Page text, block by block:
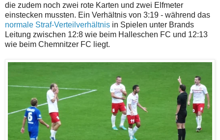
die zudem noch zwei rote Karten und zwei Elfmeter
einstecken mussten. Ein Verhältnis von 3:19 - während das
normale Straf-Verteilverhältnis in Spielen unter Brands
Leitung zwischen 12:8 wie beim Halleschen FC und 12:13
wie beim Chemnitzer FC liegt.